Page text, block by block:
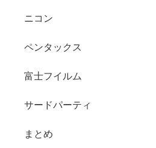
ニコン
ペンタックス
富士フイルム
サードパーティ
まとめ